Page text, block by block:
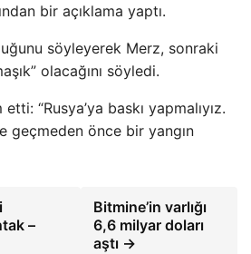
bir açıklama yaptı.
söyleyerek Merz, sonraki
olacağını söyledi.
“Rusya’ya baskı yapmalıyız.
geçmeden önce bir yangın
–
Bitmine’in varlığı
6,6 milyar doları
aştı →